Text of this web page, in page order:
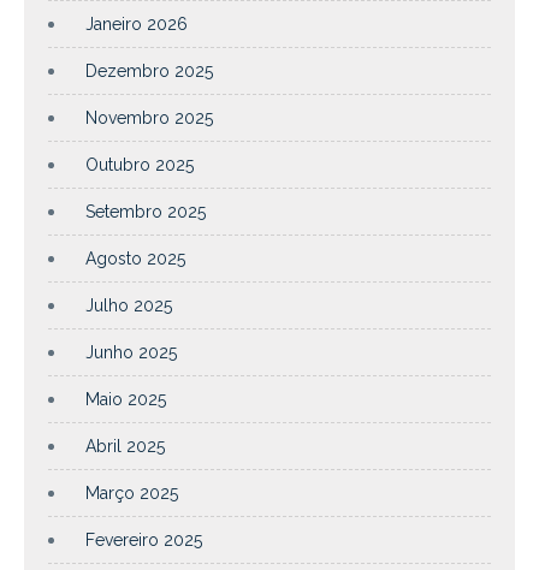
Janeiro 2026
Dezembro 2025
Novembro 2025
Outubro 2025
Setembro 2025
Agosto 2025
Julho 2025
Junho 2025
Maio 2025
Abril 2025
Março 2025
Fevereiro 2025